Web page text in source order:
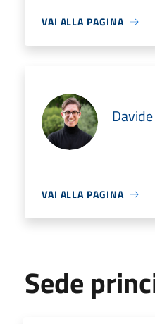
VAI ALLA PAGINA
VAI ALLA PAGINA
Sede